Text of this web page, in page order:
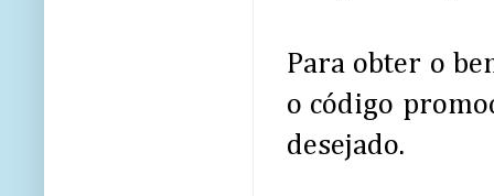
Para obter o
o código
desejado.